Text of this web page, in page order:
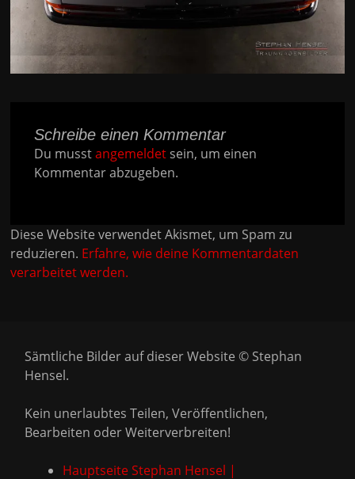
Schreibe einen Kommentar
Du musstangemeldet sein, um einen
Kommentar abzugeben.
Diese Website verwendet Akismet, um Spam zu
reduzieren. Erfahre, wie deine Kommentardaten
verarbeitet werden.
Sämtliche Bilder auf dieser Website © Stephan
Hensel.
Kein unerlaubtes Teilen, Veröffentlichen,
Bearbeiten oder Weiterverbreiten!
Hauptseite Stephan Hensel |